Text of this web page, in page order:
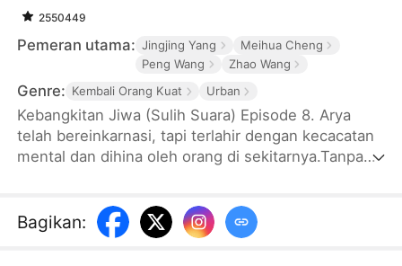
2550449
Pemeran utama: Jingjing Yang
Meihua Cheng
Peng Wang
Zhao Wang
Genre: Kembali Orang Kuat Urban
Kebangkitan Jiwa (Sulih Suara) Episode 8. Arya
telah bereinkarnasi, tapi terlahir dengan kecacatan
mental dan dihina oleh orang di sekitarnya.Tanpa
kembali, para muridnya bersukacita dan
menantikan kembalinya guru yang mereka
Bagikan: